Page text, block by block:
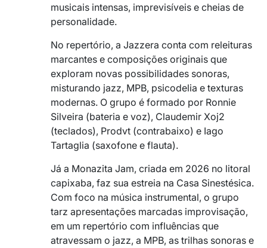
musicais intensas, imprevisíveis e cheias de
personalidade.
No repertório, a Jazzera conta com releituras
marcantes e composições originais que
exploram novas possibilidades sonoras,
misturando jazz, MPB, psicodelia e texturas
modernas. O grupo é formado por Ronnie
Silveira (bateria e voz), Claudemir Xoj2
(teclados), Prodvt (contrabaixo) e Iago
Tartaglia (saxofone e flauta).
Já a Monazita Jam, criada em 2026 no litoral
capixaba, faz sua estreia na Casa Sinestésica.
Com foco na música instrumental, o grupo
tarz apresentações marcadas improvisação,
em um repertório com influências que
atravessam o jazz, a MPB, as trilhas sonoras e